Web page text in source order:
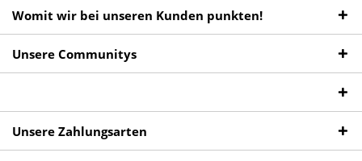
Womit wir bei unseren Kunden punkten!
Unsere Communitys
Unsere Zahlungsarten